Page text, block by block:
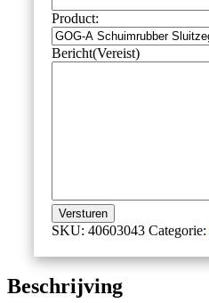
Product:
Bericht(Vereist)
Versturen
SKU: 40603043 Categorie:
Beschrijving